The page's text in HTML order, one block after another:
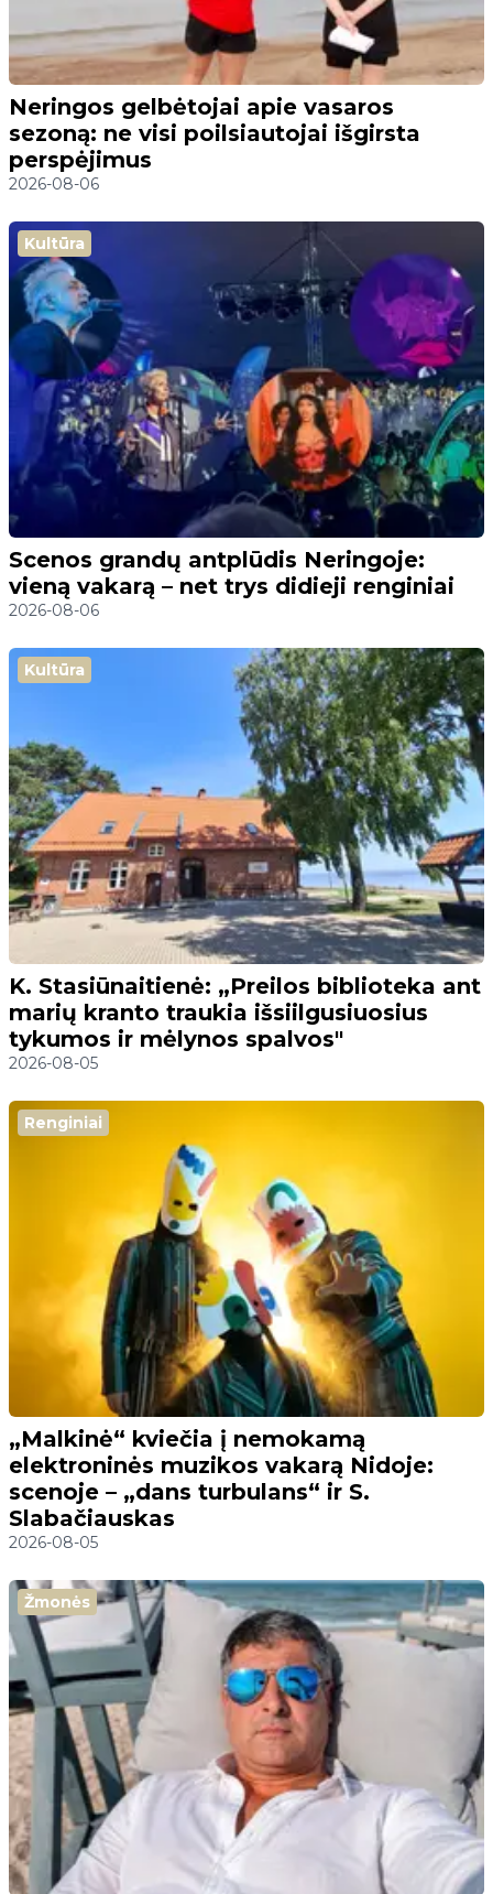
Neringos gelbėtojai apie vasaros
sezoną: ne visi poilsiautojai išgirsta
perspėjimus
2026-08-06
Kultūra
Scenos grandų antplūdis Neringoje:
vieną vakarą – net trys didieji renginiai
2026-08-06
Kultūra
K. Stasiūnaitienė: „Preilos biblioteka ant
marių kranto traukia išsiilgusiuosius
tykumos ir mėlynos spalvos"
2026-08-05
Renginiai
„Malkinė“ kviečia į nemokamą
elektroninės muzikos vakarą Nidoje:
scenoje – „dans turbulans“ ir S.
Slabačiauskas
2026-08-05
Žmonės